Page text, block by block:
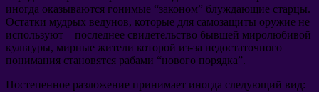
иногда оказываются гонимые “законом” блуждающие старцы.
Остатки мудрых ведунов, которые для самозащиты оружие не
используют – последнее свидетельство бывшей миролюбивой
культуры, мирные жители которой из-за недостаточного
понимания становятся рабами “нового порядка”.
Постепенное разложение принимает иногда следующий вид: